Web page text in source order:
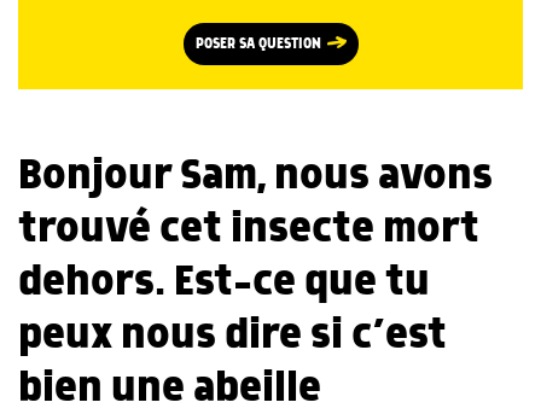
POSER SA QUESTION
Bonjour Sam, nous avons
trouvé cet insecte mort
dehors. Est-ce que tu
peux nous dire si c’est
bien une abeille